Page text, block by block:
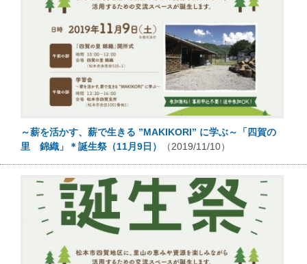
～薪を活かす、薪で生きる ”MAKIKORI” に学ぶ～「四賀の
里 錦織」＊誕生祭（11月9日）
（2019/11/10）